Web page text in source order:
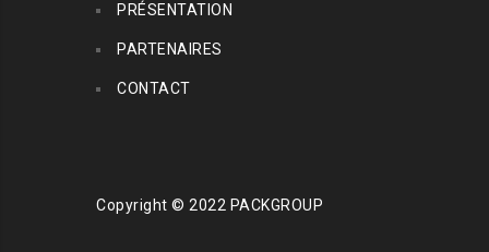
PRÉSENTATION
PARTENAIRES
CONTACT
Copyright © 2022 PACKGROUP